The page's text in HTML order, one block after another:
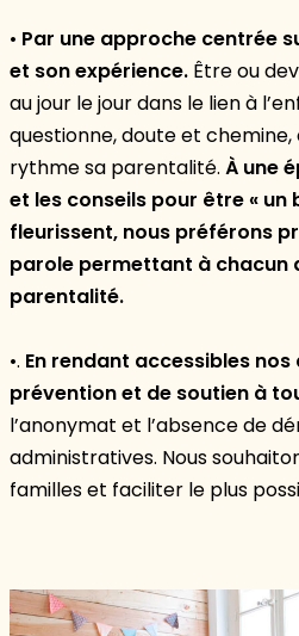
• Par une approche centrée
et son expérience.Être ou
au jour le jour dans le lien à
questionne, doute et
rythme sa parentalité. À une
et les conseils pour être « un
fleurissent, nous préférons
parole permettant à chacun
parentalité.
•. En rendant accessibles
prévention et de soutien à
l’anonymat et l’absence de
administratives. Nous
familles et faciliter le plus